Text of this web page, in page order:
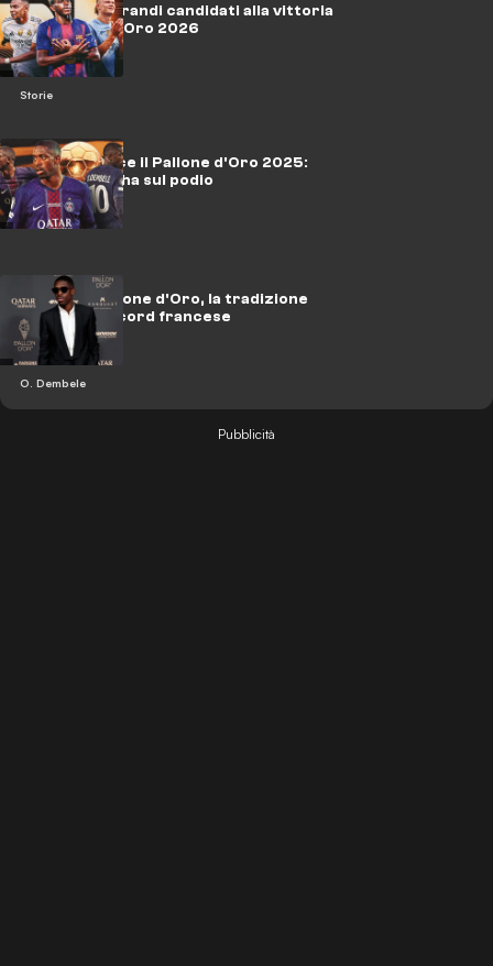
Storie
Yamal e i 10 grandi candidati alla vittoria
del Pallone d'Oro 2026
Dembele vince il Pallone d'Oro 2025:
Yamal e Vitinha sul podio
O. Dembele
Dembelé Pallone d'Oro, la tradizione
continua: record francese
Pubblicità